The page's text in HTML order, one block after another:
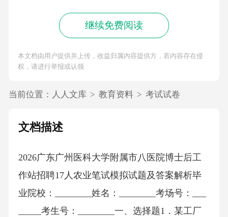
继续免费阅读
本文档由用户提供并上传，收益归属内容提供方，若内容存在侵
权，请进行举报或认领
当前位置： 人人文库 > 教育资料 > 考试试卷
文档描述
2026广东广州医科大学附属市八医院博士后工
作站招聘17人农业笔试模拟试题及答案解析毕
业院校：________姓名：________考场号：___
_____考生号：________一、选择题1．某工厂